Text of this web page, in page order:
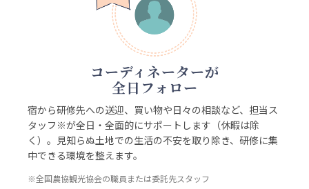
コーディネーターが
全⽇フォロー
宿から研修先への送迎、買い物や日々の相談など、担当ス
タッフ※が全日・全面的にサポートします（休暇は除
く）。見知らぬ土地での生活の不安を取り除き、研修に集
中できる環境を整えます。
※全国農協観光協会の職員または委託先スタッフ